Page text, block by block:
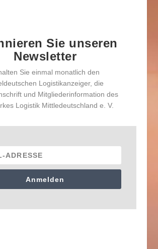
Sie unseren
Newsletter
Sie einmal monatlich den
Logistikanzeiger, die
und Mitgliederinformation des
Logistik Mittledeutschland e. V.
Anmelden